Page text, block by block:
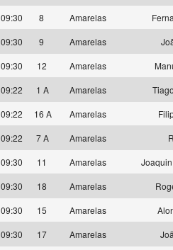
09:30
8 Amarelas
09:30
9 Amarelas
09:30
12 Amarelas
09:22
1 A Amarelas
09:22
16 A Amarelas
09:22
7 A Amarelas
09:30
11 Amarelas
09:30
18 Amarelas
09:30
15 Amarelas
09:30
17 Amarelas